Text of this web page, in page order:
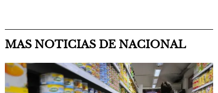
MAS NOTICIAS DE NACIONAL